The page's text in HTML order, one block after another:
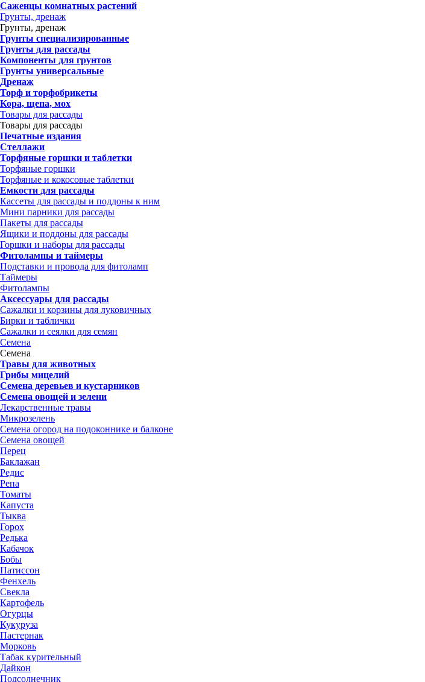
Саженцы комнатных растений
Грунты, дренаж
Грунты, дренаж
Грунты специализированные
Грунты для рассады
Компоненты для грунтов
Грунты универсальные
Дренаж
Торф и торфобрикеты
Кора, щепа, мох
Товары для рассады
Товары для рассады
Печатные издания
Стеллажи
Торфяные горшки и таблетки
Торфяные горшки
Торфяные и кокосовые таблетки
Емкости для рассады
Кассеты для рассады и поддоны к ним
Мини парники для рассады
Пакеты для рассады
Ящики и поддоны для рассады
Горшки и наборы для рассады
Фитолампы и таймеры
Подставки и провода для фитоламп
Таймеры
Фитолампы
Аксессуары для рассады
Сажалки и корзины для луковичных
Бирки и таблички
Сажалки и сеялки для семян
Семена
Семена
Травы для животных
Грибы мицелий
Семена деревьев и кустарников
Семена овощей и зелени
Лекарственные травы
Микрозелень
Семена огород на подоконнике и балконе
Семена овощей
Перец
Баклажан
Редис
Репа
Томаты
Капуста
Тыква
Горох
Редька
Кабачок
Бобы
Патиссон
Фенхель
Свекла
Картофель
Огурцы
Кукуруза
Пастернак
Морковь
Табак курительный
Дайкон
Подсолнечник